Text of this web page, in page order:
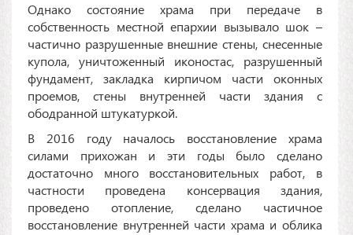
Однако состояние храма при передаче в
собственность местной епархии вызывало шок –
частично разрушенные внешние стены, снесенные
купола, уничтоженный иконостас, разрушенный
фундамент, закладка кирпичом части оконных
проемов, стены внутренней части здания с
ободранной штукатуркой.
В 2016 году началось восстановление храма
силами прихожан и эти годы было сделано
достаточно много восстановительных работ, в
частности проведена консервация здания,
проведено отопление, сделано частичное
восстановление внутренней части храма и облика